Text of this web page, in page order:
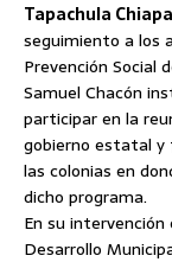
Tapachula
seguimiento a los
Prevención Social
Samuel Chacón
participar en la
gobierno estatal y
las colonias en
dicho programa.
En su
Desarrollo